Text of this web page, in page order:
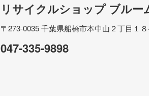
リサイクルショップ ブルー
〒273-0035千葉県船橋市本中山２丁目１８
047-335-9898